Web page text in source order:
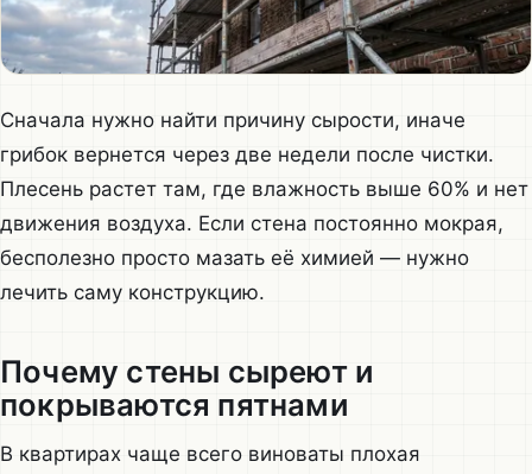
Сначала нужно найти причину сырости, иначе
грибок вернется через две недели после чистки.
Плесень растет там, где влажность выше 60% и нет
движения воздуха. Если стена постоянно мокрая,
бесполезно просто мазать её химией — нужно
лечить саму конструкцию.
Почему стены сыреют и
покрываются пятнами
В квартирах чаще всего виноваты плохая